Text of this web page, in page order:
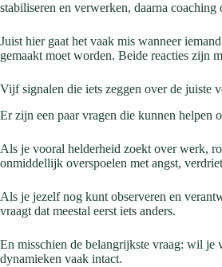
stabiliseren en verwerken, daarna
Juist hier gaat het vaak mis wanneer
gemaakt moet worden. Beide reacties zijn
Vijf signalen die iets zeggen over de juiste
Er zijn een paar vragen die kunnen helpen
Als je vooral helderheid zoekt over werk,
onmiddellijk overspoelen met angst,
Als je jezelf nog kunt observeren en
vraagt dat meestal eerst iets anders.
En misschien de belangrijkste vraag: wil je
dynamieken vaak intact.